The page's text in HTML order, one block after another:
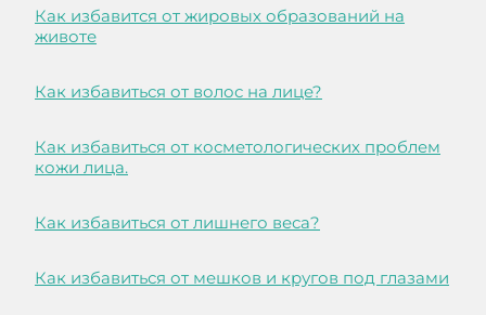
Как избавится от жировых образований на
животе
Как избавиться от волос на лице?
Как избавиться от косметологических проблем
кожи лица.
Как избавиться от лишнего веса?
Как избавиться от мешков и кругов под глазами